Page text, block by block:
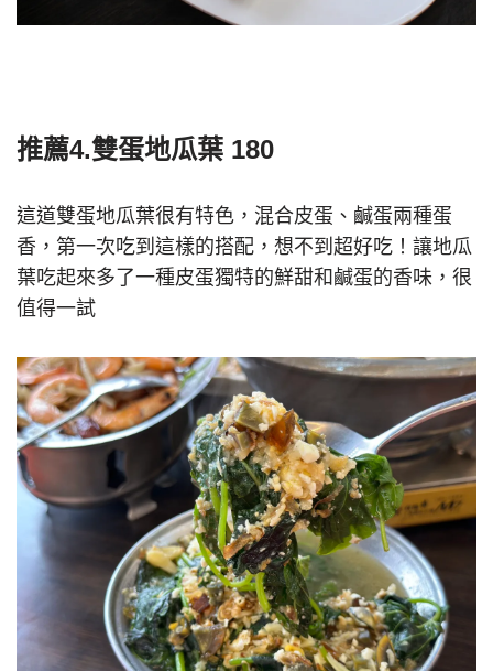
推薦4.雙蛋地瓜葉 180
這道雙蛋地瓜葉很有特色，混合皮蛋、鹹蛋兩種蛋
香，第一次吃到這樣的搭配，想不到超好吃！讓地瓜
葉吃起來多了一種皮蛋獨特的鮮甜和鹹蛋的香味，很
值得一試